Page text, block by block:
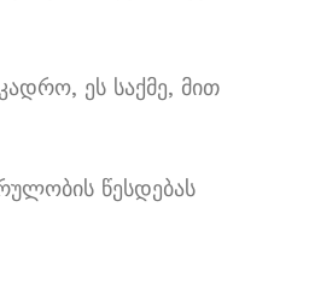
ეს საქმე, მით
წესდებას